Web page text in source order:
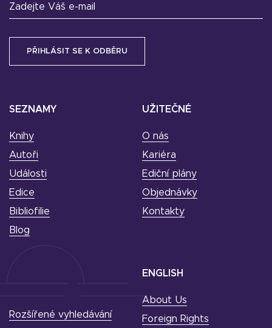
SEZNAMY
Knihy
Autoři
Události
Edice
Bibliofilie
Blog
UŽITEČNÉ
O nás
Kariéra
Ediční plány
Objednávky
Kontakty
Zadejte Váš e-mail
ENGLISH
About Us
Foreign Rights
Rozšířené vyhledávání